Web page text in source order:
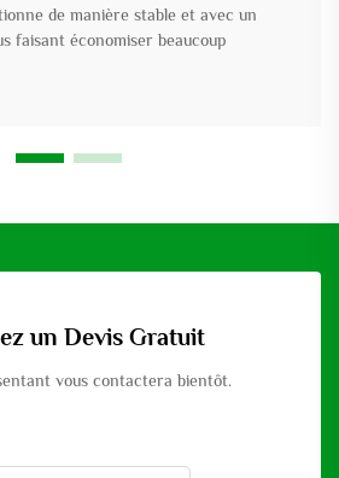
de manière stable et avec un
faisant économiser beaucoup
un Devis Gratuit
vous contactera bientôt.